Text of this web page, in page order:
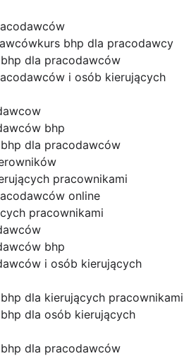
kurs bhp dla pracodawcy
dla pracodawców
i osób kierujących
bhp
dla pracodawców
pracownikami
online
pracownikami
bhp
i osób kierujących
dla kierujących pracownikami
dla osób kierujących
dla pracodawców